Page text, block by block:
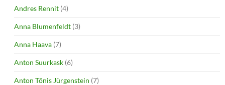
Andres Rennit (4)
Anna Blumenfeldt (3)
Anna Haava (7)
Anton Suurkask (6)
Anton Tõnis Jürgenstein (7)